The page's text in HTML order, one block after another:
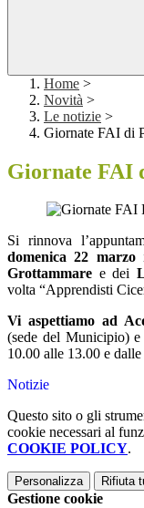
Home >
Novità >
Le notizie >
Giornate FAI di
Giornate FAI
Si rinnova
domenica 22 marzoi
Grottammare e dei
volta “Apprendisti
Vi aspettiamo ad
(sede del Municipio) e
10.00 alle 13.00 e
Notizie
Questo sito o gli
cookie necessari al
COOKIE POLICY.
Personalizza Rifiuta
Gestione cookie